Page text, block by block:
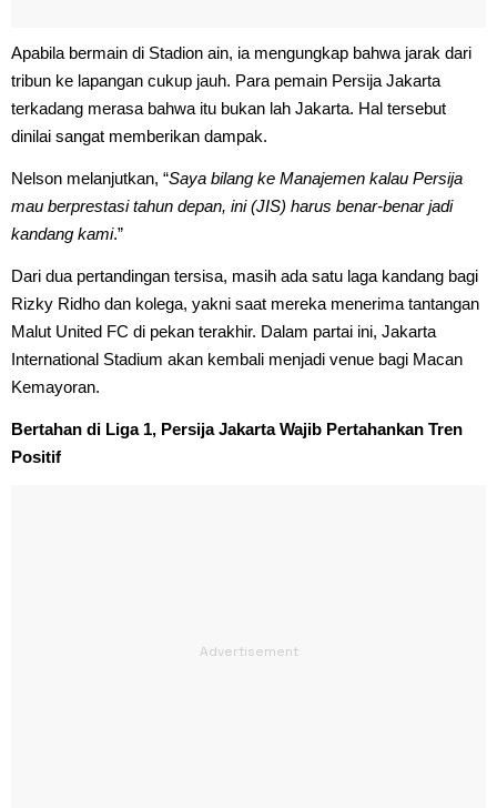
Apabila bermain di Stadion ain, ia mengungkap bahwa jarak dari
tribun ke lapangan cukup jauh. Para pemain Persija Jakarta
terkadang merasa bahwa itu bukan lah Jakarta. Hal tersebut
dinilai sangat memberikan dampak.
Nelson melanjutkan, “Saya bilang ke Manajemen kalau Persija
mau berprestasi tahun depan, ini (JIS) harus benar-benar jadi
kandang kami.”
Dari dua pertandingan tersisa, masih ada satu laga kandang bagi
Rizky Ridho dan kolega, yakni saat mereka menerima tantangan
Malut United FC di pekan terakhir. Dalam partai ini, Jakarta
International Stadium akan kembali menjadi venue bagi Macan
Kemayoran.
Bertahan di Liga 1, Persija Jakarta Wajib Pertahankan Tren
Positif